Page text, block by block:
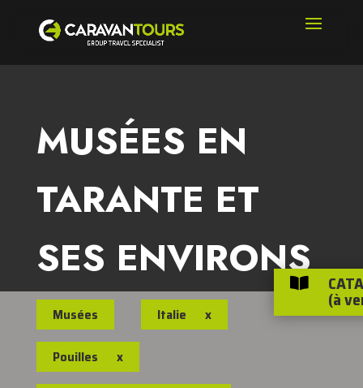
MUSÉES EN
TARANTE ET
SES ENVIRONS
Musées Italie x
Pouilles x

(à